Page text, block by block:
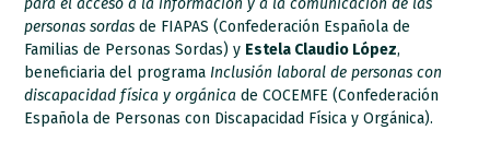
para el acceso a la información y a la comunicación de las
personas sordas de FIAPAS (Confederación Española de
Familias de Personas Sordas) y Estela Claudio López,
beneficiaria del programa Inclusión laboral de personas con
discapacidad física y orgánica de COCEMFE (Confederación
Española de Personas con Discapacidad Física y Orgánica).